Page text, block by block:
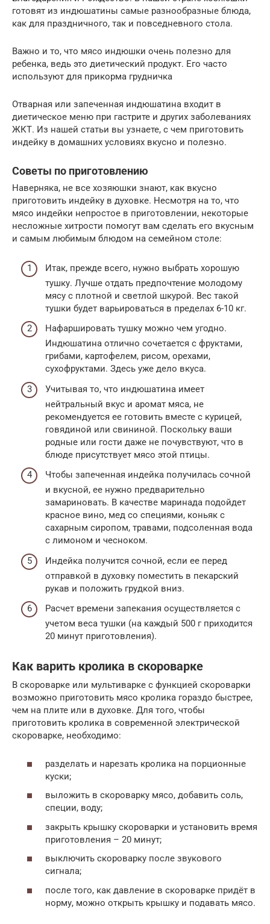
готовят из индюшатины самые разнообразные блюда,
как для праздничного, так и повседневного стола.
Важно и то, что мясо индюшки очень полезно для
ребенка, ведь это диетический продукт. Его часто
используют для прикорма грудничка
Отварная или запеченная индюшатина входит в
диетическое меню при гастрите и других заболеваниях
ЖКТ. Из нашей статьи вы узнаете, с чем приготовить
индейку в домашних условиях вкусно и полезно.
Советы по приготовлению
Наверняка, не все хозяюшки знают, как вкусно
приготовить индейку в духовке. Несмотря на то, что
мясо индейки непростое в приготовлении, некоторые
несложные хитрости помогут вам сделать его вкусным
и самым любимым блюдом на семейном столе:
Итак, прежде всего, нужно выбрать хорошую
тушку. Лучше отдать предпочтение молодому
мясу с плотной и светлой шкурой. Вес такой
тушки будет варьироваться в пределах 6-10 кг.
Нафаршировать тушку можно чем угодно.
Индюшатина отлично сочетается с фруктами,
грибами, картофелем, рисом, орехами,
сухофруктами. Здесь уже дело вкуса.
Учитывая то, что индюшатина имеет
нейтральный вкус и аромат мяса, не
рекомендуется ее готовить вместе с курицей,
говядиной или свининой. Поскольку ваши
родные или гости даже не почувствуют, что в
блюде присутствует мясо этой птицы.
Чтобы запеченная индейка получилась сочной
и вкусной, ее нужно предварительно
замариновать. В качестве маринада подойдет
красное вино, мед со специями, коньяк с
сахарным сиропом, травами, подсоленная вода
с лимоном и чесноком.
Индейка получится сочной, если ее перед
отправкой в духовку поместить в пекарский
рукав и положить грудкой вниз.
Расчет времени запекания осуществляется с
учетом веса тушки (на каждый 500 г приходится
20 минут приготовления).
Как варить кролика в скороварке
В скороварке или мультиварке с функцией скороварки
возможно приготовить мясо кролика гораздо быстрее,
чем на плите или в духовке. Для того, чтобы
приготовить кролика в современной электрической
скороварке, необходимо:
разделать и нарезать кролика на порционные
куски;
выложить в скороварку мясо, добавить соль,
специи, воду;
закрыть крышку скороварки и установить время
приготовления – 20 минут;
выключить скороварку после звукового
сигнала;
после того, как давление в скороварке придёт в
норму, можно открыть крышку и подавать мясо.